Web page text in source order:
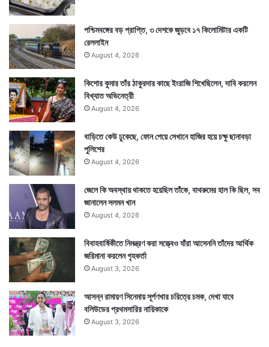
পশ্চিমবঙ্গের বড় প্রাপ্তি, ৩ দেশকে জুড়বে ১৭ কিলোমিটার একটি
রেললাইন
August 4, 2026
কিশোর কুমার তাঁর ঠাকুরদার কাছে ইংরাজি শিখেছিলেন, দাবি করলেন
বিখ্যাত অভিনেত্রী
August 4, 2026
বাড়িতে কেউ ঢুকেছে, ফোন পেয়ে সেখানে হাজির হয়ে চক্ষু ছানাবড়া
পুলিশের
August 4, 2026
জেলে কি অবস্থায় থাকতে হয়েছিল তাঁকে, বাথরুমের হাল কি ছিল, সব
জানালেন সলমন খান
August 4, 2026
বিবাহবার্ষিকীতে নিমন্ত্রণ করা সত্ত্বেও যাঁরা আসেননি তাঁদের আর্থিক
জরিমানা করলেন গৃহকর্তা
August 3, 2026
আসন্ন রামায়ণ সিনেমায় সূর্পণখার চরিত্রে চমক, দেখা যাবে
বলিউডের প্রথমসারির নায়িকাকে
August 3, 2026